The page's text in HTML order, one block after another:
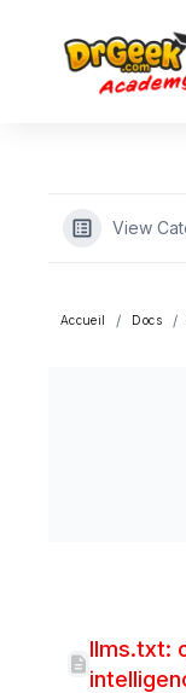
View
Accueil Docs
llms.txt: